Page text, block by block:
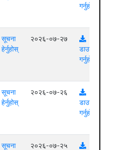
गर्नुहोस्
सूचना
हेर्नुहोस्
२०२६-०७-२७
डाउनलोड
गर्नुहोस्
सूचना
हेर्नुहोस्
२०२६-०७-२६
डाउनलोड
गर्नुहोस्
सूचना
२०२६-०७-२५